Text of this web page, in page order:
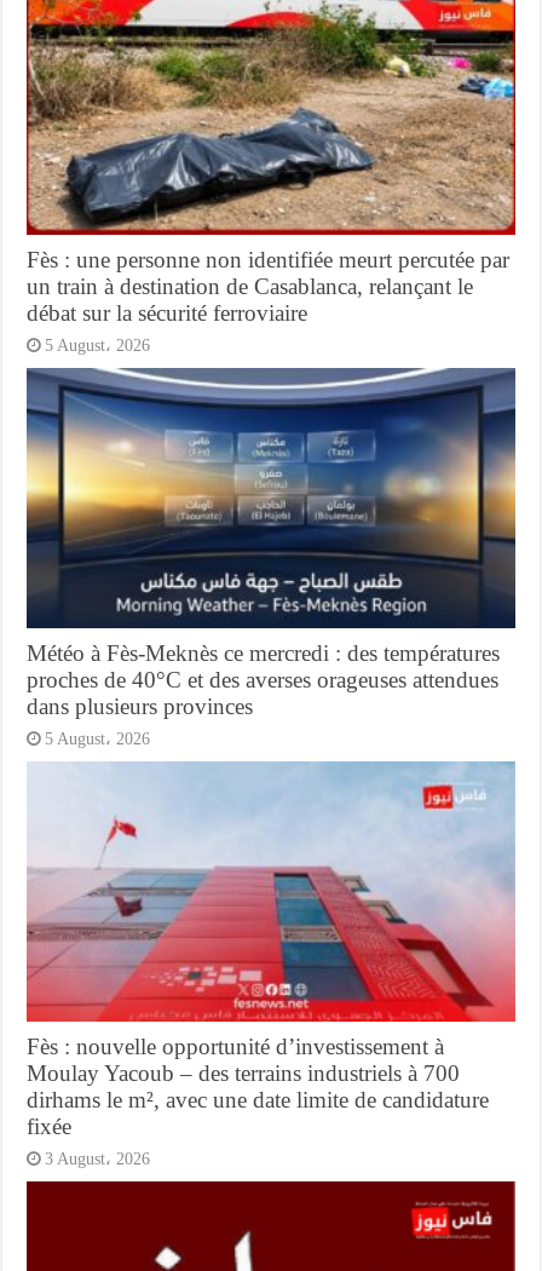
Fès : une personne non identifiée meurt percutée par
un train à destination de Casablanca, relançant le
débat sur la sécurité ferroviaire
5 August، 2026
Météo à Fès-Meknès ce mercredi : des températures
proches de 40°C et des averses orageuses attendues
dans plusieurs provinces
5 August، 2026
Fès : nouvelle opportunité d’investissement à
Moulay Yacoub – des terrains industriels à 700
dirhams le m², avec une date limite de candidature
fixée
3 August، 2026